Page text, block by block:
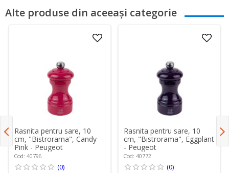
Alte produse din aceeași categorie
Rasnita pentru sare, 10
cm, "Bistrorama", Candy
Pink - Peugeot
Cod: 40796
(0)
Rasnita pentru sare, 10
cm, "Bistrorama", Eggplant
- Peugeot
Cod: 40772
(0)